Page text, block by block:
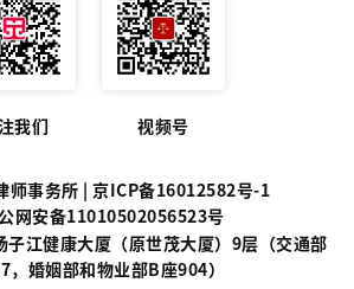
我们 视频号
师事务所 |京ICP备16012582号-1
网安备11010502056523号
子江健康大厦（原世茂大厦）9层（交通部
，婚姻部和物业部B座904）